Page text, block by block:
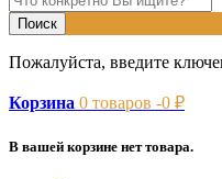
Пожалуйста, введите
Корзина 0 товаров -0 ₽
В вашей корзине нет товара.